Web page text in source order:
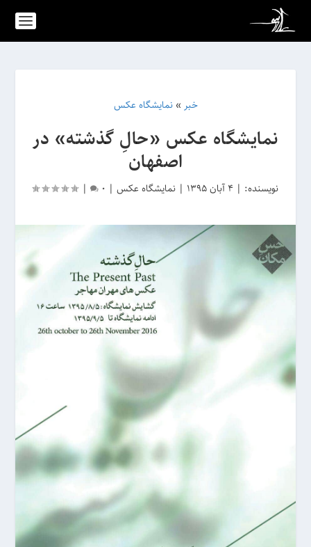
خبر »نمایشگاه عکس
نمایشگاه عکس «حالِ گذشته» در
اصفهان
نویسنده: |4 آبان 1395 |نمایشگاه عکس |
0
|